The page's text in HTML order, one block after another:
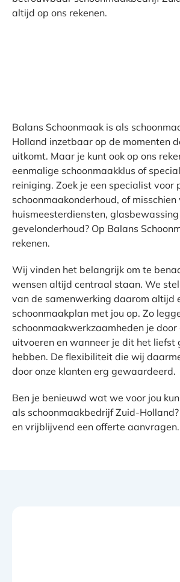
altijd op ons rekenen.
Balans Schoonmaak is als
Holland inzetbaar op de momenten
uitkomt. Maar je kunt ook op ons
eenmalige schoonmaakklus of
reiniging. Zoek je een specialist voor
schoonmaakonderhoud, of
huismeesterdiensten,
gevelonderhoud? Op Balans
rekenen.
Wij vinden het belangrijk om te
wensen altijd centraal staan. We
van de samenwerking daarom altijd
schoonmaakplan met jou op. Zo
schoonmaakwerkzaamheden je
uitvoeren en wanneer je dit het
hebben. De flexibiliteit die wij
door onze klanten erg gewaardeerd.
Ben je benieuwd wat we voor jou
als schoonmaakbedrijf Zuid-
en vrijblijvend een offerte aanvragen.